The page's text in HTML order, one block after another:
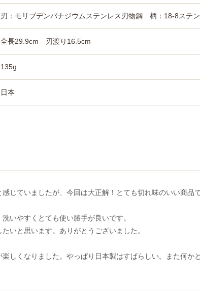
刃：モリブデンバナジウムステンレス刃物鋼 柄：18-8ステ
全長29.9cm 刃渡り16.5cm
135g
日本
じていましたが、今回は大正解！とても切れ味のいい商品で
いやすくとても使い勝手が良いです。
いと思います。ありがとうございました。
しくなりました。やっぱり日本製はすばらしい。また何かと